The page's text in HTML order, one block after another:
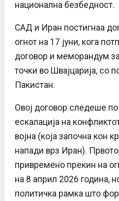
национална безбедност.
САД и Иран постигнаа
огнот на 17 јуни, кога
договор и меморандум
точки во Швајцарија, со
Пакистан.
Овој договор следеше
ескалација на
војна (која започна кон
напади врз Иран).
привремено прекин на
на 8 април 2026 година,
политичка рамка што